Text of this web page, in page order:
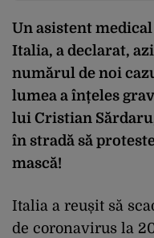
Un asistent
Italia, a declarat,
numărul de noi
lumea a înțeles
lui Cristian
în stradă să
mască!
Italia a reușit să
de coronavirus la